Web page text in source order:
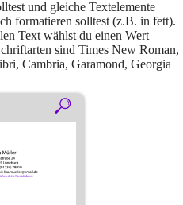
und gleiche Textelemente
formatieren solltest (z.B. in fett).
Text wählst du einen Wert
sind Times New Roman,
Cambria, Garamond, Georgia